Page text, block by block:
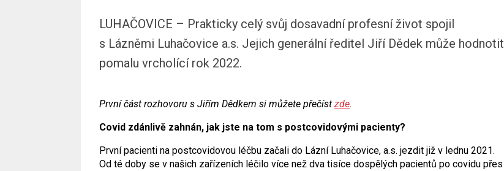
LUHAČOVICE – Prakticky celý svůj dosavadní profesní život spojil
s Lázněmi Luhačovice a.s. Jejich generální ředitel Jiří Dědek může hodnotit
pomalu vrcholící rok 2022.
První část rozhovoru s Jiřím Dědkem si můžete přečíst zde.
Covid zdánlivě zahnán, jak jste na tom s postcovidovými pacienty?
První pacienti na postcovidovou léčbu začali do Lázní Luhačovice, a.s. jezdit již v lednu 2021.
Od té doby se v našich zařízeních léčilo více než dva tisíce dospělých pacientů po covidu přes